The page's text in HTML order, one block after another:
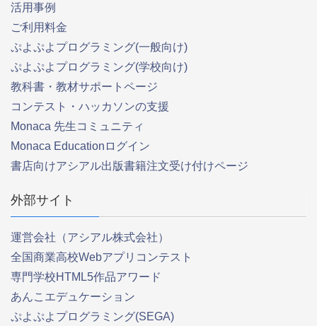
活用事例
ご利用料金
ぷよぷよプログラミング(一般向け)
ぷよぷよプログラミング(学校向け)
教科書・教材サポートページ
コンテスト・ハッカソンの支援
Monaca 先生コミュニティ
Monaca Educationログイン
書店向けアシアル出版書籍注文受け付けページ
外部サイト
運営会社（アシアル株式会社）
全国商業高校Webアプリコンテスト
専門学校HTML5作品アワード
あんこエデュケーション
ぷよぷよプログラミング(SEGA)